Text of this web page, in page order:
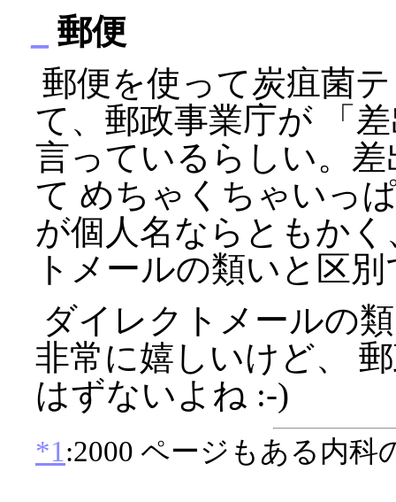
郵便
郵便を使って炭疽菌
て、郵政事業庁が 「
言っているらしい。
て めちゃくちゃいっ
が個人名ならともか
トメールの類いと区
ダイレクトメールの
非常に嬉しいけど、
はずないよね :-)
*1 :2000 ページもある内科